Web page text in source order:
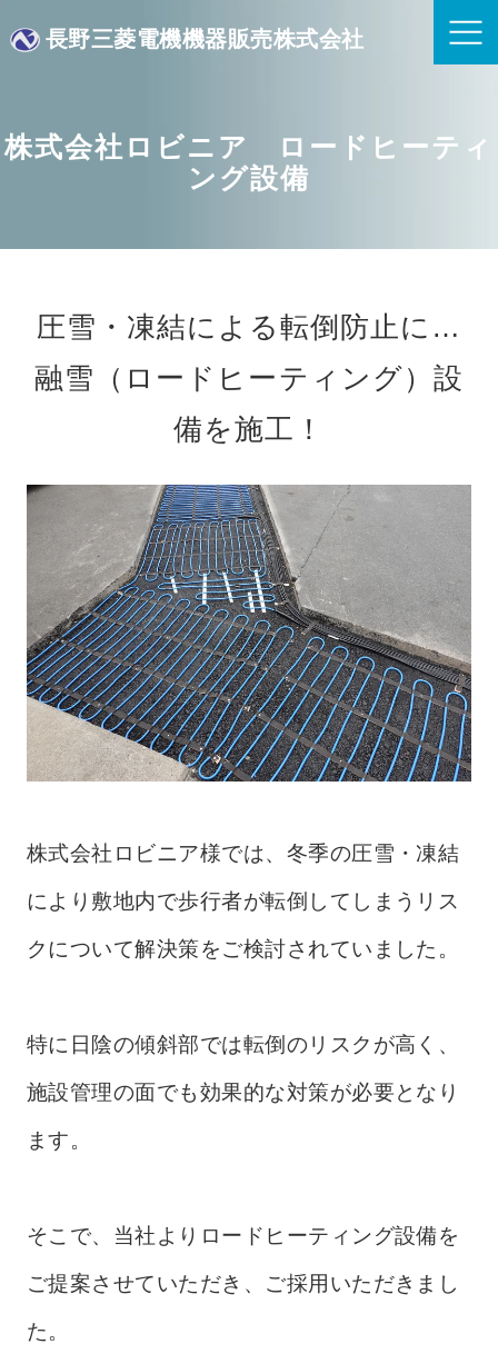
長野三菱電機機器販売株式会社
株式会社ロビニア ロードヒーティ
ング設備
圧雪・凍結による転倒防止に…
融雪（ロードヒーティング）設
備を施工！
株式会社ロビニア様では、冬季の圧雪・凍結
により敷地内で歩行者が転倒してしまうリス
クについて解決策をご検討されていました。
特に日陰の傾斜部では転倒のリスクが高く、
施設管理の面でも効果的な対策が必要となり
ます。
そこで、当社よりロードヒーティング設備を
ご提案させていただき、ご採用いただきまし
た。